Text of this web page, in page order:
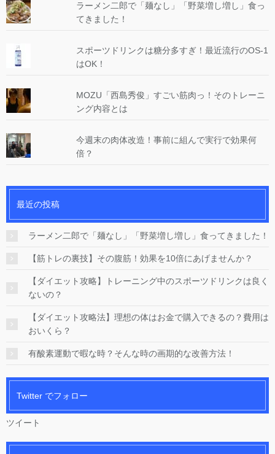
ラーメン二郎で「麺なし」「野菜増し増し」食っ
てきました！
スポーツドリンクは糖分多すぎ！最近流行のOS-1
はOK！
MOZU「西島秀俊」すごい筋肉っ！そのトレーニ
ング内容とは
今週末の肉体改造！事前に組んで実行で効果何
倍？
最近の投稿
ラーメン二郎で「麺なし」「野菜増し増し」食ってきました！
【筋トレの裏技】その腹筋！効果を10倍にあげませんか？
【ダイエット攻略】トレーニング中のスポーツドリンクは良く
ないの？
【ダイエット攻略法】理想の体はお金で購入できるの？費用は
おいくら？
有酸素運動で暇な時？そんな時の画期的な改善方法！
Twitter でフォロー
ツイート